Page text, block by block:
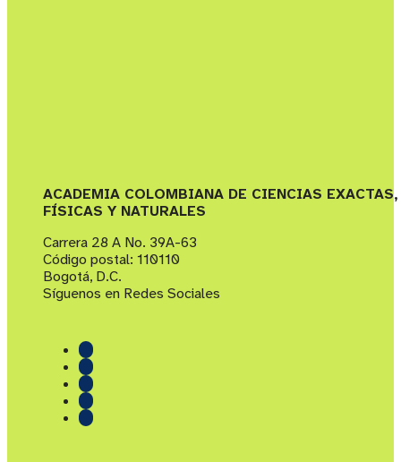
ACADEMIA COLOMBIANA DE CIENCIAS EXACTAS,
FÍSICAS Y NATURALES
Carrera 28 A No. 39A-63
Código postal: 110110
Bogotá, D.C.
Síguenos en Redes Sociales